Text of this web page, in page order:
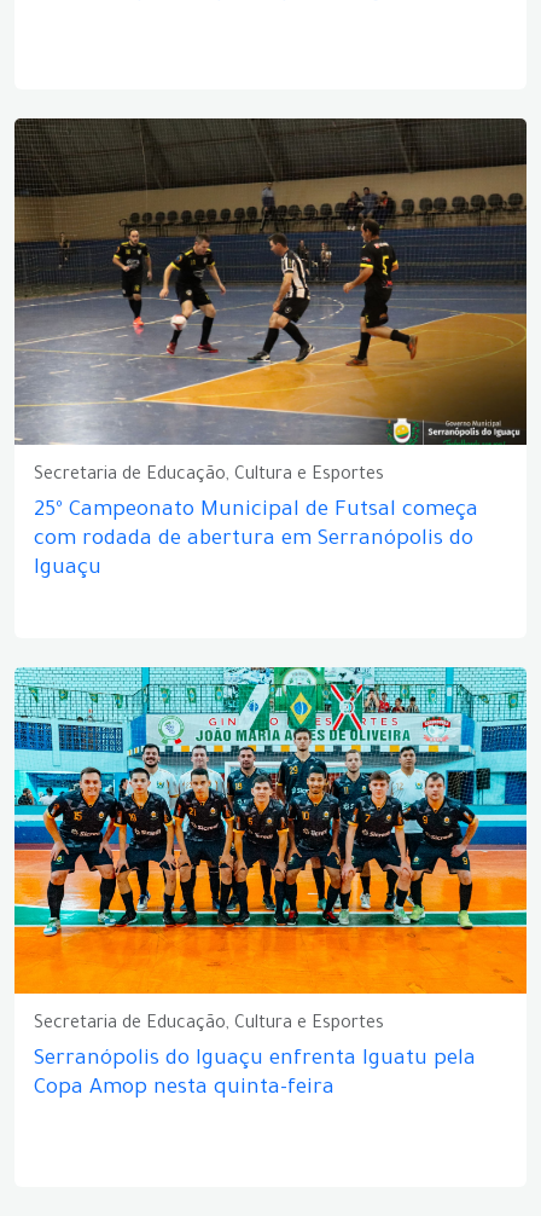
Secretaria de Educação, Cultura e Esportes
25º Campeonato Municipal de Futsal começa
com rodada de abertura em Serranópolis do
Iguaçu
Secretaria de Educação, Cultura e Esportes
Serranópolis do Iguaçu enfrenta Iguatu pela
Copa Amop nesta quinta-feira